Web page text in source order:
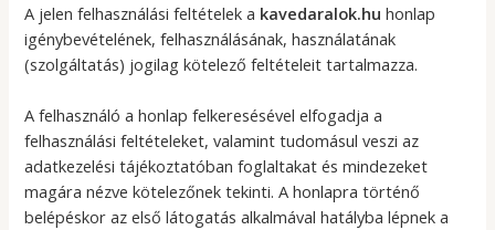
A jelen felhasználási feltételek a kavedaralok.hu honlap
igénybevételének, felhasználásának, használatának
(szolgáltatás) jogilag kötelező feltételeit tartalmazza.
A felhasználó a honlap felkeresésével elfogadja a
felhasználási feltételeket, valamint tudomásul veszi az
adatkezelési tájékoztatóban foglaltakat és mindezeket
magára nézve kötelezőnek tekinti. A honlapra történő
belépéskor az első látogatás alkalmával hatályba lépnek a